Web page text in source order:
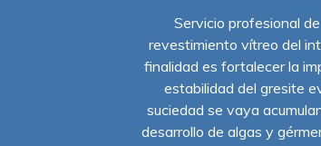
Servicio profesional
revestimiento vítreo del
finalidad es fortalecer la
estabilidad del gresite
suciedad se vaya
desarrollo de algas y